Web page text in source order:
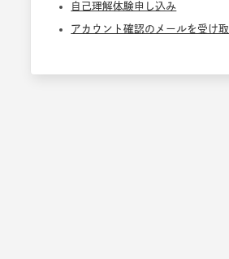
自己理解体験申し込み
アカウント確認のメールを受け